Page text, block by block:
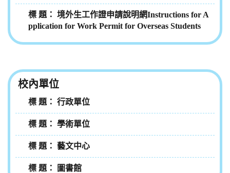
境外生工作證申請說明網Instructions for A
pplication for Work Permit for Overseas Students
校內單位
行政單位
學術單位
藝文中心
圖書館